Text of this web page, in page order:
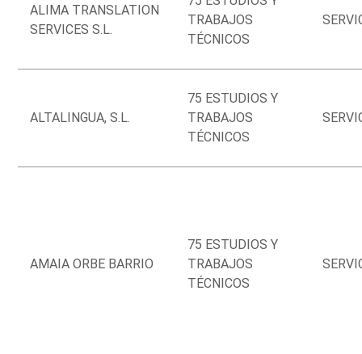
ALIMA TRANSLATION
SERVICES S.L.
TRABAJOS
TÉCNICOS
ALTALINGUA, S.L.
75 ESTUDIOS Y
TRABAJOS
TÉCNICOS
AMAIA ORBE BARRIO
75 ESTUDIOS Y
TRABAJOS
TÉCNICOS